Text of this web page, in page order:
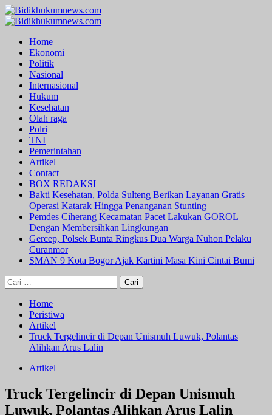
Skip
to
Primary
Home
Ekonomi
Politik
Nasional
Internasional
Hukum
Kesehatan
Olah raga
Polri
TNI
Pemerintahan
Artikel
Contact
BOX REDAKSI
Bakti Kesehatan, Polda Sulteng Berikan Layanan Gratis
Operasi Katarak Hingga Penanganan Stunting
Pemdes Ciherang Kecamatan Pacet Lakukan GOROL
Dengan Membersihkan Lingkungan
Gercep, Polsek Bunta Ringkus Dua Warga Nuhon Pelaku
Curanmor
SMAN 9 Kota Bogor Ajak Kartini Masa Kini Cintai Bumi
Cari
untuk:
Home
Peristiwa
Artikel
Truck Tergelincir di Depan Unismuh Luwuk, Polantas
Alihkan Arus Lalin
Artikel
Truck Tergelincir di Depan Unismuh
Luwuk, Polantas Alihkan Arus Lalin